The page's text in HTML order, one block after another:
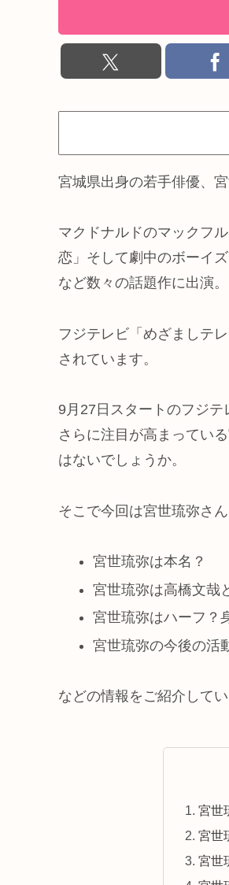
宮城県出身の若手俳優、
マクドナルドのマックフ
恋」そして劇中のボーイ
など数々の話題作に出演。
フジテレビ「めざましテ
されています。
9月27日スタートのフジテ
さらに注目が高まってい
はないでしょうか。
そこで今回は宮世琉弥さん
宮世琉弥は本名？
宮世琉弥は高橋文哉
宮世琉弥はハーフ？
宮世琉弥の今後の活
などの情報をご紹介してい
宮世
宮世
宮世